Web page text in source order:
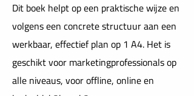
Dit boek helpt op een praktische wijze en
volgens een concrete structuur aan een
werkbaar, effectief plan op 1 A4. Het is
geschikt voor marketingprofessionals op
alle niveaus, voor offline, online en